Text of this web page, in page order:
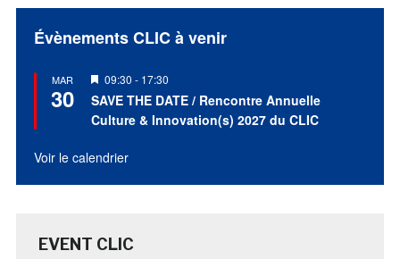
Évènements CLIC à venir
MAR
30
Mis
en
avant
09:30 - 17:30
SAVE THE DATE / Rencontre Annuelle
Culture & Innovation(s) 2027 du CLIC
Voir le calendrier
EVENT CLIC